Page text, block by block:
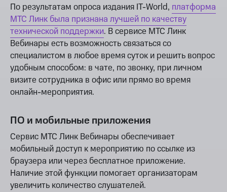
По результатам опроса издания IT-World, платформа
МТС Линк была признана лучшей по качеству
технической поддержки. В сервисе МТС Линк
Вебинары есть возможность связаться со
специалистом в любое время суток и решить вопрос
удобным способом: в чате, по звонку, при личном
визите сотрудника в офис или прямо во время
онлайн-мероприятия.
ПО и мобильные приложения
Сервис МТС Линк Вебинары обеспечивает
мобильный доступ к мероприятию по ссылке из
браузера или через бесплатное приложение.
Наличие этой функции помогает организаторам
увеличить количество слушателей.